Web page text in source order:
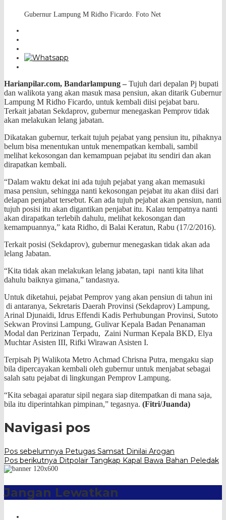
Gubernur Lampung M Ridho Ficardo. Foto Net
Harianpilar.com, Bandarlampung – Tujuh dari depalan Pj bupati
dan walikota yang akan masuk masa pensiun, akan ditarik Gubernur
Lampung M Ridho Ficardo, untuk kembali diisi pejabat baru.
Terkait jabatan Sekdaprov, gubernur menegaskan Pemprov tidak
akan melakukan lelang jabatan.
Dikatakan gubernur, terkait tujuh pejabat yang pensiun itu, pihaknya
belum bisa menentukan untuk menempatkan kembali, sambil
melihat kekosongan dan kemampuan pejabat itu sendiri dan akan
dirapatkan kembali.
“Dalam waktu dekat ini ada tujuh pejabat yang akan memasuki
masa pensiun, sehingga nanti kekosongan pejabat itu akan diisi dari
delapan penjabat tersebut. Kan ada tujuh pejabat akan pensiun, nanti
tujuh posisi itu akan digantikan penjabat itu. Kalau tempatnya nanti
akan dirapatkan terlebih dahulu, melihat kekosongan dan
kemampuannya,” kata Ridho, di Balai Keratun, Rabu (17/2/2016).
Terkait posisi (Sekdaprov), gubernur menegaskan tidak akan ada
lelang Jabatan.
“Kita tidak akan melakukan lelang jabatan, tapi nanti kita lihat
dahulu baiknya gimana,” tandasnya.
Untuk diketahui, pejabat Pemprov yang akan pensiun di tahun ini
di antaranya, Sekretaris Daerah Provinsi (Sekdaprov) Lampung,
Arinal Djunaidi, Idrus Effendi Kadis Perhubungan Provinsi, Sutoto
Sekwan Provinsi Lampung, Gulivar Kepala Badan Penanaman
Modal dan Perizinan Terpadu, Zaini Nurman Kepala BKD, Elya
Muchtar Asisten III, Rifki Wirawan Asisten I.
Terpisah Pj Walikota Metro Achmad Chrisna Putra, mengaku siap
bila dipercayakan kembali oleh gubernur untuk menjabat sebagai
salah satu pejabat di lingkungan Pemprov Lampung.
“Kita sebagai aparatur sipil negara siap ditempatkan di mana saja,
bila itu diperintahkan pimpinan,” tegasnya. (Fitri/Juanda)
Navigasi pos
Pos sebelumnya Petugas Samsat Dinilai Arogan
Pos berikutnya Ditpolair Tangkap Kapal Bawa Bahan Peledak
Jangan Lewatkan